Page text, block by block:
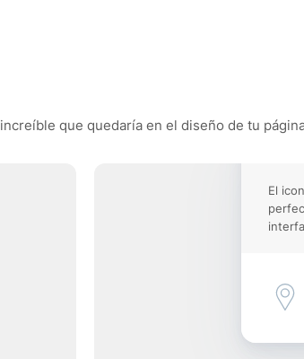
que quedaría en el diseño de tu
El